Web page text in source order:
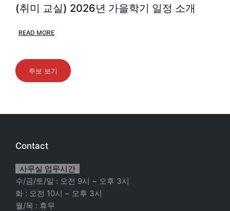
(취미 교실) 2026년 가을학기 일정 소개
READ MORE
주보 보기
Contact
사무실 업무시간
수/금/토/일 : 오전 9시 ~ 오후 3시
화 : 오전 10시 ~ 오후 3시
월/목 : 휴무